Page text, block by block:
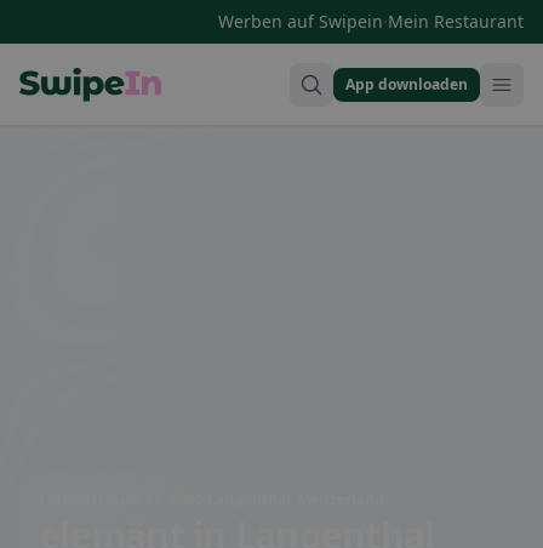
Werben auf Swipein·Mein Restaurant
App downloaden